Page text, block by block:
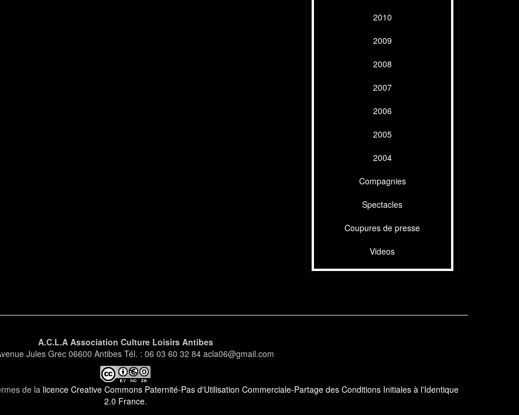
2010
2009
2008
2007
2006
2005
2004
Compagnies
Spectacles
Coupures de presse
Videos
A.C.L.A Association Culture Loisirs Antibes
Jules Grec 06600 Antibes Tél. : 06 03 60 32 84 acla06@gmail.com
de la licence Creative Commons Paternité-Pas d'Utilisation Commerciale-Partage des Conditions Initiales à l'Identique
2.0 France.